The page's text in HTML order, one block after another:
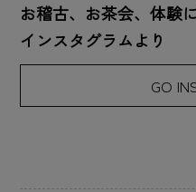
お稽古、お茶会、体験
インスタグラムより
GO